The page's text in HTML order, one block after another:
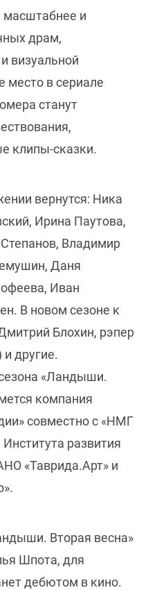
масштабнее и
драм,
визуальной
место в сериале
станут
клипы-сказки.
вернутся: Ника
Ирина Паутова,
Владимир
Даня
Иван
В новом сезоне к
Блохин, рэпер
другие.
«Ландыши.
компания
совместно с «НМГ
развития
«Таврида.Арт» и
Вторая весна»
Шпота, для
дебютом в кино.